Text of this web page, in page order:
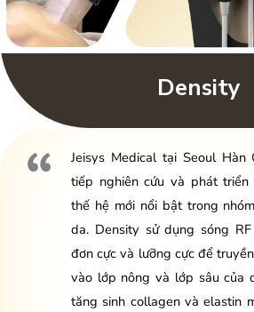
Density
Jeisys Medical tại Seoul
tiếp nghiên cứu và phát triển
thế hệ mới nổi bật trong
da. Density sử dụng sóng
đơn cực và lưỡng cực để
vào lớp nông và lớp sâu của
tăng sinh collagen và elastin